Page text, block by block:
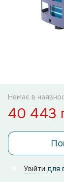
Немає в
40 443
Увійти для